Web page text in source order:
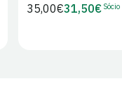
Preço
35,00€Preço
31,50€ Sócio